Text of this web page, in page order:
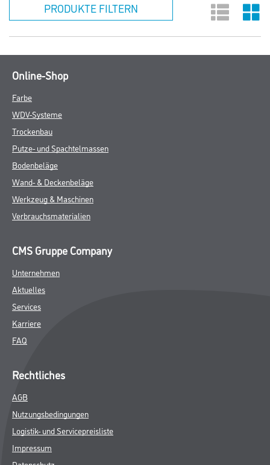
PRODUKTE FILTERN
Online-Shop
Farbe
WDV-Systeme
Trockenbau
Putze- und Spachtelmassen
Bodenbeläge
Wand- & Deckenbeläge
Werkzeug & Maschinen
Verbrauchsmaterialien
CMS Gruppe Company
Unternehmen
Aktuelles
Services
Karriere
FAQ
Rechtliches
AGB
Nutzungsbedingungen
Logistik- und Servicepreisliste
Impressum